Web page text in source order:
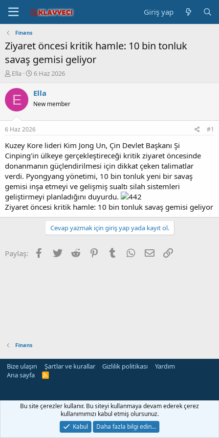
Giriş yap
Finans
Ziyaret öncesi kritik hamle: 10 bin tonluk
savaş gemisi geliyor
K
n
b
u
u
b
a
l
a
t
a
n
Ella
B
ş
a
g
ı
ç
t
a
r
i
h
i
6 Haz 2026
E Ella
New member
6 Haz 2026 #1
Kuzey Kore lideri Kim Jong Un, Çin Devlet Başkanı Şi
Cinping'in ülkeye gerçekleştireceği kritik ziyaret öncesinde
donanmanın güçlendirilmesi için dikkat çeken talimatlar
verdi. Pyongyang yönetimi, 10 bin tonluk yeni bir savaş
gemisi inşa etmeyi ve gelişmiş sualtı silah sistemleri
geliştirmeyi planladığını duyurdu.
Ziyaret öncesi kritik hamle: 10 bin tonluk savaş gemisi geliyor
Cevap yazmak için giriş yap yada kayıt ol.
Paylaş: Facebook
Twitter Reddit PinterestTumblr WhatsApp
E-posta
Finans
Bize ulaşın Şartlar ve kurallar Gizlilik politikası
Yardım
Ana sayfa
R
Bu site çerezler kullanır. Bu siteyi kullanmaya devam ederek çerez
kullanımımızı kabul etmiş olursunuz.
Kabul
Daha fazla bilgi edin…